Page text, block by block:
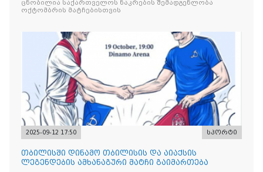
ცნობილია საქართველოს ნაკრების შემადგენლობა
ოქტომბრის მატჩებისთვის
2025-09-12 17:50 სპორტი
თბილისში დინამო თბილისის და აიაქსის
ლეგენდების ამხანაგური მატჩი გაიმართება